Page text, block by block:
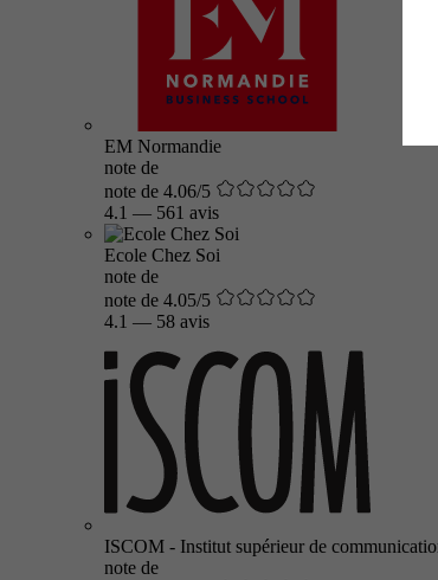
EM Normandie
note de
note de 4.06/5
4.1 — 561 avis
Ecole Chez Soi
note de
note de 4.05/5
4.1 — 58 avis
ISCOM - Institut supérieur de
note de